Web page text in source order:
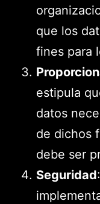
que los
fines para
estipula
datos
de dichos
debe ser
Seguridad